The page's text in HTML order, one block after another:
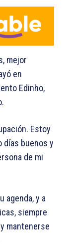
mejor
en
Edinho,
Estoy
días buenos y
de mi
agenda, y a
siempre
mantenerse